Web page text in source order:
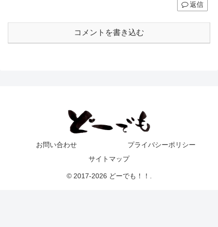
返信
コメントを書き込む
お問い合わせ
プライバシーポリシー
サイトマップ
© 2017-2026 どーでも！！.